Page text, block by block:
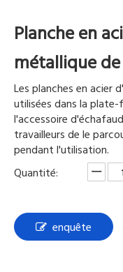
Planche en
métallique
Les planches en acier
utilisées dans la
l'accessoire
travailleurs de le
pendant l'utilisation.
Quantité:
enquête